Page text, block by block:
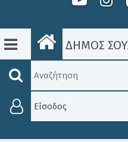
ΔΗΜΟΣ
Είσοδος